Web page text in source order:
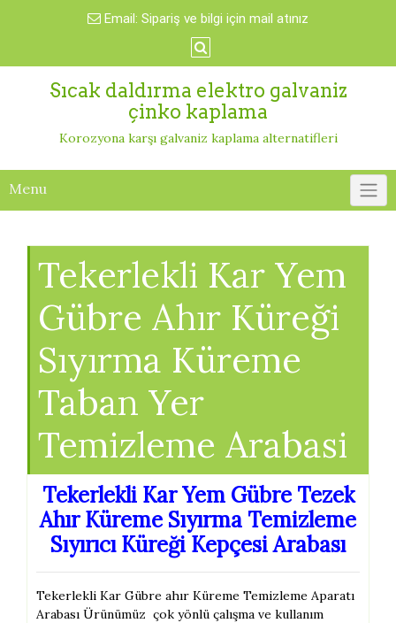
Email: Sipariş ve bilgi için mail atınız
Sıcak daldırma elektro galvaniz
çinko kaplama
Korozyona karşı galvaniz kaplama alternatifleri
Menu
Tekerlekli Kar Yem
Gübre Ahır Küreği
Sıyırma Küreme
Taban Yer
Temizleme Arabasi
Tekerlekli Kar Yem Gübre Tezek
Ahır Küreme Sıyırma Temizleme
Sıyırıcı Küreği Kepçesi Arabası
Tekerlekli Kar Gübre ahır Küreme Temizleme Aparatı
Arabası Ürünümüz çok yönlü çalışma ve kullanım